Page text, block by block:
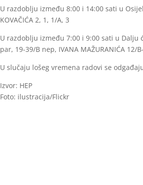
U razdoblju između 8:00 i 14:00 sati u
KOVAČIĆA 2, 1, 1/A, 3
U razdoblju između 7:00 i 9:00 sati u Dalju
par, 19-39/B nep, IVANA MAŽURANIĆA 12/
U slučaju lošeg vremena radovi se
Izvor: HEP
Foto: ilustracija/Flickr